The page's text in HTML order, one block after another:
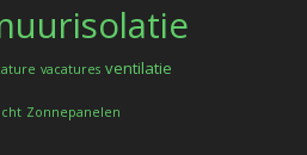
vacatures ventilatie
Zonnepanelen